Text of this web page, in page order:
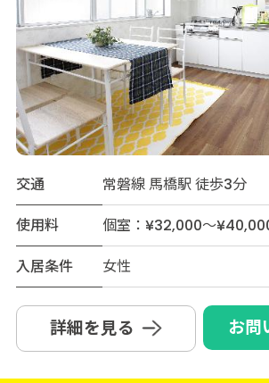
交通
常磐線 馬橋駅 徒歩3分
使用料
個室：¥32,000～
入居条件
女性
詳細を見る お問